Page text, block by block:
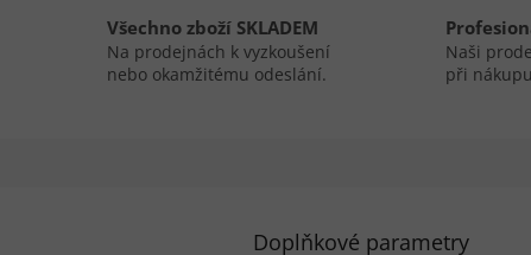
Všechno zboží SKLADEM
Na prodejnách k vyzkoušení
nebo okamžitému odeslání.
Naši
při nákupu
Doplňkové parametry